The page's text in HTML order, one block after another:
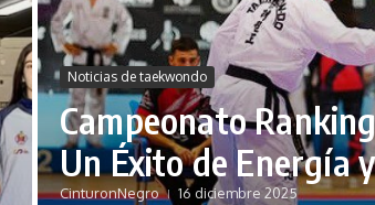
Noticias de taekwondo
Campeonato
Un Éxito de Energía
CinturonNegro 16 diciembre 2025